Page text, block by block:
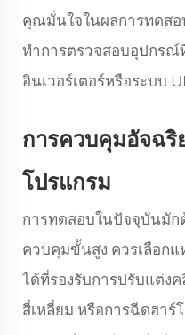
คุณมั่นใจในผลการทดสอ
ทำการตรวจสอบอุปกรณ์
อินเวอร์เตอร์หรือระบบ
การควบคุมอัจฉริ
โปรแกรม
การทดสอบในปัจจุบันมั
ควบคุมขั้นสูง ควรเลือก
ได้ที่รองรับการปรับแต่ง
สี่เหลี่ยม หรือการฉีดฮาร์